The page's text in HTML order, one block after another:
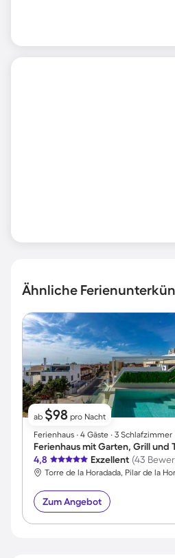
Ähnliche
ab $98 pro Nacht
Ferienhaus ∙ 4 Gäste ∙ 3 Schlafzimmer
4,8
Exzellent (43
Zum Angebot